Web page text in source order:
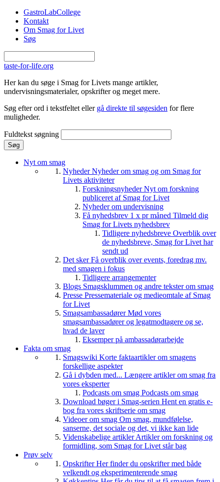
Gå til hovedindhold
GastroLabCollege
Kontakt
Om Smag for Livet
Søg
taste-for-life.org
Her kan du søge i Smag for Livets mange artikler,
undervisningsmaterialer, opskrifter og meget mere.
Søg efter ord i tekstfeltet eller gå direkte til søgesiden for flere
muligheder.
Fuldtekst søgning
Nyt om smag
NyhederNyheder om smag og om Smag for
Livets aktiviteter
ForskningsnyhederNyt om forskning
publiceret af Smag for Livet
Nyheder om undervisning
Få nyhedsbrev 1 x pr måned Tilmeld dig
Smag for Livets nyhedsbrev
Tidligere nyhedsbreve Overblik over
de nyhedsbreve, Smag for Livet har
sendt ud
Det skerFå overblik over events, foredrag mv.
med smagen i fokus
Tidligere arrangementer
Blogs Smagsklummen og andre tekster om smag
Presse Pressemateriale og medieomtale af Smag
for Livet
SmagsambassadørerMød vores
smagsambassadører og legatmodtagere og se,
hvad de laver
Eksemper på ambassadørarbejde
Fakta om smag
Smagswiki Korte faktaartikler om smagens
forskellige aspekter
Gå i dybden med... Længere artikler om smag fra
vores eksperter
Podcasts om smag Podcasts om smag
Download bøger i Smag-serien Hent en gratis e-
bog fra vores skriftserie om smag
Videoer om smag Om smag, mundfølelse,
sanserne, det sociale og det, vi ikke kan lide
Videnskabelige artiklerArtikler om forskning og
formidling, som Smag for Livet står bag
Prøv selv
OpskrifterHer finder du opskrifter med både
velkendt og eksperimenterende smag